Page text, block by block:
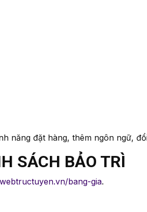
năng đặt hàng, thêm ngôn ngữ,
SÁCH BẢO TRÌ
bang-gia.